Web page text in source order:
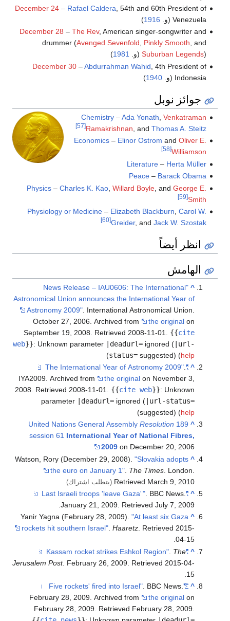
December 24– Rafael Caldera , 54th and 60th President of
Venezuela (و.
1916
)
December 28 – The Rev, American singer-songwriter and
drummer (Avenged Sevenfold, Pinkly Smooth, and
Suburban Legends) (و. 1981
)
December 30–Abdurrahman Wahid , 4th President of
Indonesia (و.
1940
)
جوائز نوبل
Chemistry–Ada Yonath Venkatraman
Ramakrishnan , and Thomas A. Steitz
[57]
Economics– Elinor Ostrom and Oliver E.
Williamson
[58]
Literature– Herta Müller
Peace– Barack Obama
Physics– Charles K. Kao, Willard Boyle, and George E.
Smith
[59]
Physiology or Medicine– Elizabeth Blackburn Carol W.
Greider, and Jack W. Szostak
[60]
انظر أيضاً
الهامش
^
"News Release – IAU0606: The International
Astronomical Union announces the International Year of
Astronomy 2009" . International Astronomical Union.
October 27, 2006. Archived from
the original on
September 19, 2008 . Retrieved 2008-11-01 {{cite
web}}: Unknown parameter |deadurl= ignored (|url-
status= suggested) (help
)
^
"The International Year of Astronomy 2009"
.
IYA2009. Archived from
the original on November 3,
2008 . Retrieved 2008-11-01 {{cite web}}: Unknown
parameter
|deadurl= ignored ( |url-status=
suggested) (help
)
^
United Nations General Assembly Resolution 189
session 61 International Year of National Fibres,
2009 on December 20, 2006
^
Watson, Rory (December 29, 2008)."Slovakia adopts
the euro on January 1" The Times . London
Retrieved March 9, 2010 (يتطلب اشتراك)
^
"Last Israeli troops 'leave Gaza'
" . BBC News.
January 21, 2009 . RetrievedJuly 7, 2009
.
^
Yanir Yagna (February 28, 2009)."At least six Gaza
rockets hit southern Israel".Haaretz. Retrieved2015-
04-15
.
^
"Kassam rocket strikes Eshkol Region"
The
Jerusalem Post. February 26, 2009 . Retrieved 2015-04-
15
^
"
'Five rockets' fired into Israel"
. BBC News.
February 28, 2009. Archived from
the original on
February 28, 2009. Retrieved February 28, 2009.